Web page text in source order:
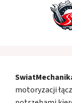
motoryzacji